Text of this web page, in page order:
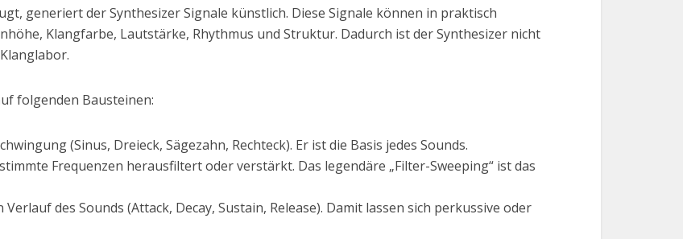
generiert der Synthesizer Signale künstlich. Diese Signale können in praktisch
Klangfarbe, Lautstärke, Rhythmus und Struktur. Dadurch ist der Synthesizer nicht
folgenden Bausteinen:
(Sinus, Dreieck, Sägezahn, Rechteck). Er ist die Basis jedes Sounds.
Frequenzen herausfiltert oder verstärkt. Das legendäre „Filter-Sweeping“ ist das
des Sounds (Attack, Decay, Sustain, Release). Damit lassen sich perkussive oder